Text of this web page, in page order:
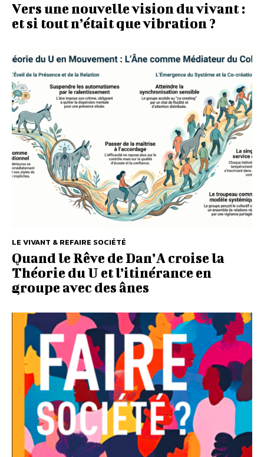
Vers une nouvelle vision du vivant :
et si tout n’était que vibration ?
LE VIVANT & REFAIRE SOCIÉTÉ
Quand le Rêve de Dan’A croise la
Théorie du U et l’itinérance en
groupe avec des ânes